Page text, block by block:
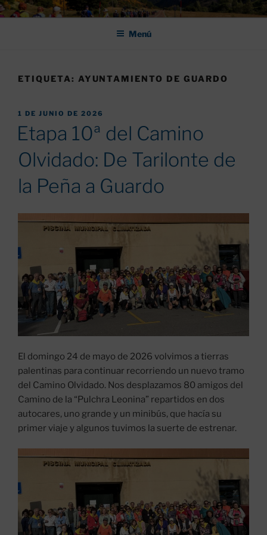
Saltar
al
ASOCIACIÓN DE AMIGOS DEL
CAMINO DE SANTIAGO DE
Menú
ETIQUETA: AYUNTAMIENTO DE GUARDO
PUBLICADO
1 DE JUNIO DE 2026
Etapa 10ª del Camino
Olvidado: De Tarilonte de
la Peña a Guardo
El domingo 24 de mayo de 2026 volvimos a tierras
palentinas para continuar recorriendo un nuevo tramo
del Camino Olvidado. Nos desplazamos 80 amigos del
Camino de la “Pulchra Leonina” repartidos en dos
autocares, uno grande y un minibús, que hacía su
primer viaje y algunos tuvimos la suerte de estrenar.